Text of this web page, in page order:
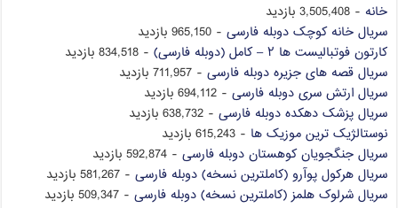
خانه - 3,505,408 بازدید
سریال خانه کوچک دوبله فارسی - 965,150 بازدید
کارتون فوتبالیست ها ۲ – کامل (دوبله فارسی)
- 834,518 بازدید
سریال قصه های جزیره دوبله فارسی - 711,957 بازدید
سریال ارتش سری دوبله فارسی - 694,112 بازدید
سریال پزشک دهکده دوبله فارسی - 638,732 بازدید
نوستالژیک ترین موزیک ها - 615,243 بازدید
سریال جنگجویان کوهستان دوبله فارسی - 592,874 بازدید
سریال هرکول پوآرو (کاملترین نسخه) دوبله فارسی - 581,267 بازدید
سریال شرلوک هلمز (کاملترین نسخه) دوبله فارسی - 509,347 بازدید